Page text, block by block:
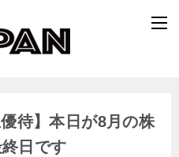
待】本日が8月の株
日です